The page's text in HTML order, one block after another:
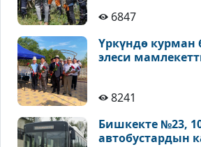
6847
Үркүндө курман
элеси
8241
Бишкекте №23,
автобустардын